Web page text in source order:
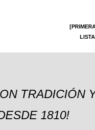
TRADICIÓN
1810!